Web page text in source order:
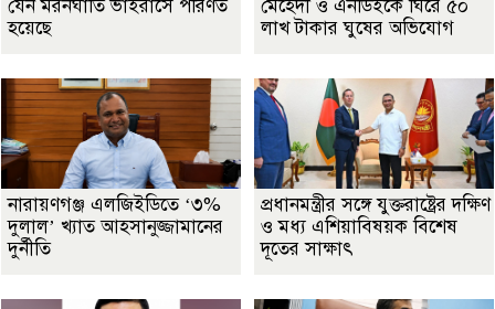
যেন মরনঘাতি ভাইরাসে পরিণত
হয়েছে
মেহেদী ও এনডিইকে ঘিরে ৫০
লাখ টাকার ঘুষের অভিযোগ
নারায়ণগঞ্জ এলজিইডিতে ‘৩%
দুলাল’ খ্যাত আহসানুজ্জামানের
দুর্নীতি
প্রধানমন্ত্রীর সঙ্গে যুক্তরাষ্ট্রের দক্ষিণ
ও মধ্য এশিয়াবিষয়ক বিশেষ
দূতের সাক্ষাৎ